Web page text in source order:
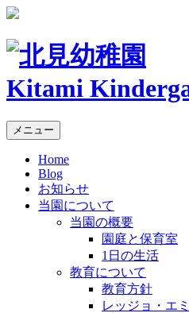
Kitami
メニュー
Home
Blog
お知らせ
当園について
当園の概要
園庭と保育室
1日の生活
教育について
教育方針
レッジョ・エ